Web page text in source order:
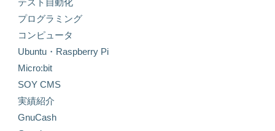
テスト自動化
プログラミング
コンピュータ
Ubuntu・Raspberry Pi
Micro:bit
SOY CMS
実績紹介
GnuCash